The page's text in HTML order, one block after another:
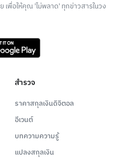
เพื่อให้คุณ 'ไม่พลาด' ทุกข่าวสารในวง
สำรวจ
ราคาสกุลเงินดิจิตอล
อีเวนต์
บทความความรู้
แปลงสกุลเงิน